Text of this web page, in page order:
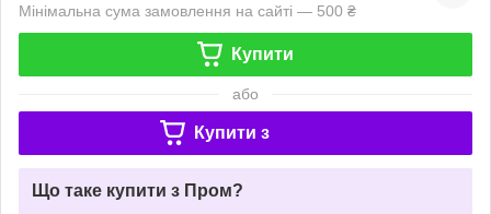
Мінімальна сума замовлення на сайті — 500 ₴
Купити
або
Купити з
Що таке купити з Пром?